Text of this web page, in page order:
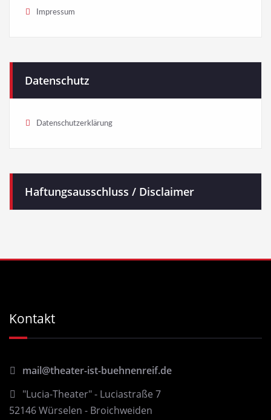
Impressum
Datenschutz
Datenschutzerklärung
Haftungsausschluss / Disclaimer
Kontakt
mail@theater-ist-buehnenreif.de
"Lucia-Theater" - Luciastraße 7
52146 Würselen - Broichweiden